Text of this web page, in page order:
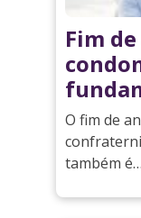
Fim
O fim de
também é…